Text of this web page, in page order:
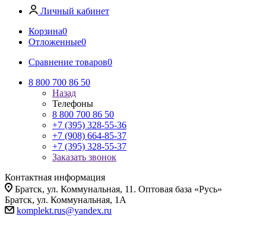
Личный кабинет
Корзина0
Отложенные0
Сравнение товаров0
8 800 700 86 50
Назад
Телефоны
8 800 700 86 50
+7 (395) 328-55-36
+7 (908) 664-85-37
+7 (395) 328-55-37
Заказать звонок
Контактная информация
Братск, ул. Коммунальная, 11. Оптовая база «Русь»
Братск, ул. Коммунальная, 1А
komplekt.rus@yandex.ru